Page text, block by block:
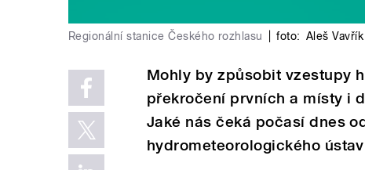
Regionální stanice Českého rozhlasu foto: Aleš Vavřík
Mohly by způsobit vzestupy
překročení prvních a místy i
Jaké nás čeká počasí dnes
hydrometeorologického